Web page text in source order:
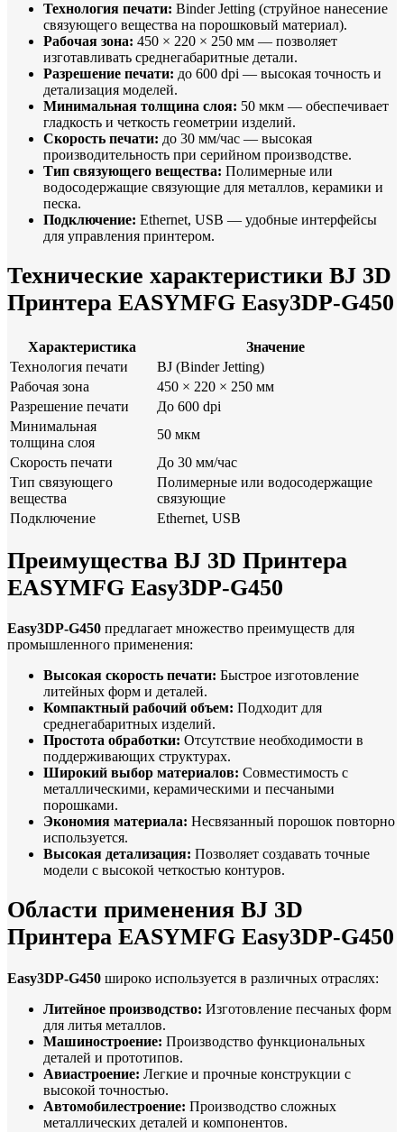
Технология печати: Binder Jetting (струйное нанесение
связующего вещества на порошковый материал).
Рабочая зона: 450 × 220 × 250 мм — позволяет
изготавливать среднегабаритные детали.
Разрешение печати: до 600 dpi — высокая точность и
детализация моделей.
Минимальная толщина слоя: 50 мкм — обеспечивает
гладкость и четкость геометрии изделий.
Скорость печати: до 30 мм/час — высокая
производительность при серийном производстве.
Тип связующего вещества: Полимерные или
водосодержащие связующие для металлов, керамики и
песка.
Подключение: Ethernet, USB — удобные интерфейсы
для управления принтером.
Технические характеристики BJ 3D
Принтера EASYMFG Easy3DP-G450
Характеристика
Значение
Технология печати
BJ (Binder Jetting)
Рабочая зона
450 × 220 × 250 мм
Разрешение печати
До 600 dpi
Минимальная
толщина слоя
50 мкм
Скорость печати
До 30 мм/час
Тип связующего
вещества
Полимерные или водосодержащие
связующие
Подключение
Ethernet, USB
Преимущества BJ 3D Принтера
EASYMFG Easy3DP-G450
Easy3DP-G450 предлагает множество преимуществ для
промышленного применения:
Высокая скорость печати: Быстрое изготовление
литейных форм и деталей.
Компактный рабочий объем: Подходит для
среднегабаритных изделий.
Простота обработки: Отсутствие необходимости в
поддерживающих структурах.
Широкий выбор материалов: Совместимость с
металлическими, керамическими и песчаными
порошками.
Экономия материала: Несвязанный порошок повторно
используется.
Высокая детализация: Позволяет создавать точные
модели с высокой четкостью контуров.
Области применения BJ 3D
Принтера EASYMFG Easy3DP-G450
Easy3DP-G450 широко используется в различных отраслях:
Литейное производство: Изготовление песчаных форм
для литья металлов.
Машиностроение: Производство функциональных
деталей и прототипов.
Авиастроение: Легкие и прочные конструкции с
высокой точностью.
Автомобилестроение: Производство сложных
металлических деталей и компонентов.